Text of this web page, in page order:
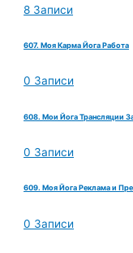
8 Записи
607. Моя Карма Йога Работа
0 Записи
608. Мои Йога Трансляции
0 Записи
609. Моя Йога Реклама и
0 Записи